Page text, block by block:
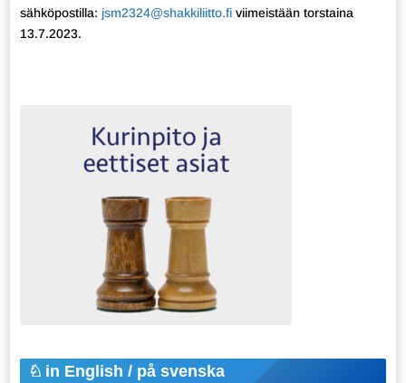
sähköpostilla: jsm2324@shakkiliitto.fiviimeistään torstaina
13.7.2023.
in English / på svenska